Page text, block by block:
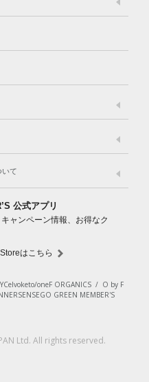
Kids
Oral care（オーラルケア）
定期便）
Facebook
て
プライバシーポリシー
表示
免責事項
Site
公式アプリ
ャンペーン情報、お得なク
はこちら
Celvoketo/oneF ORGANICS/ O by F
GO GREEN MEMBER'S
Ltd. All rights reserved.